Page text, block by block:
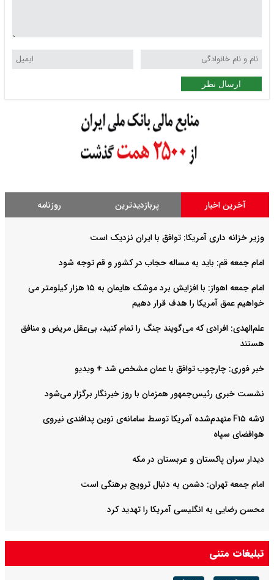
ارسال نظر
آخرین اخبار پربازدیدترین روزنامه
وزیر خزانه داری آمریکا: توافق با ایران نزدیک است
امام جمعه قم: باید به مساله حجاب در کشور و قم توجه شود
امام‌ جمعه اهواز: با افزایش برد موشک هایمان به ۱۵ هزار کیلومتر می
خواهیم عمق آمریکا را هدف قرار دهیم
علم‌الهدی: افرادی که می‌گویند جنگ را تمام کنید، بی‌عقل مریض و منافق
هستند
خبر فوری: چارچوب توافق با عمان مشخص شد + ویدیو
نشست خبری رئیس‌جمهور همزمان با روز خبرنگار برگزار می‌شود
لاشه F۱۵ منهدم‌شده آمریکا توسط سامانه‌ی نوین پدافندی نیروی
هوافضای سپاه
دیدار سران پاکستان و عربستان در مکه
امام جمعه تهران: دشمن به دنبال ترویج برهنگی است
محسن رضایی به انگلیسی آمریکا را تهدید کرد
تبلیغات متنی